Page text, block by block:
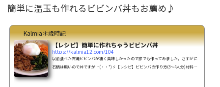
簡単に温玉も作れるビビンバ丼もお薦め♪
Kalmia＊歳時記
【レシピ】簡単に作れちゃうビビンバ丼
https://kalmia12.com/104
以前食べた石焼ビビンバが凄く美味しかったので家でも作ってみました。さすがに
石鍋は無いので丼ですが…(・・*)ゞ【レシピ】ビビンバの作り方(3～4人分)材料ご